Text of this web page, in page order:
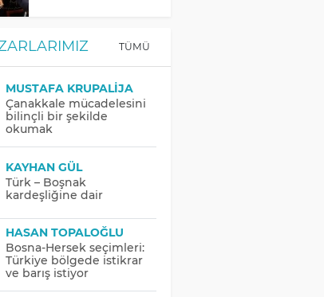
TÜMÜ
MUSTAFA KRUPALIJA
Çanakkale mücadelesini
bilinçli bir şekilde
okumak
KAYHAN GÜL
Türk – Boşnak
kardeşliğine dair
HASAN TOPALOĞLU
Bosna-Hersek seçimleri:
Türkiye bölgede istikrar
ve barış istiyor